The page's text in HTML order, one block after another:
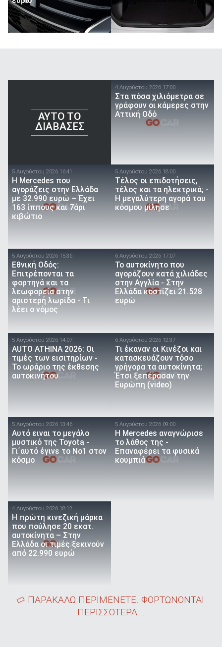
AYTO TO
ΔΙΑΒΑΣΕΣ
4 Αυγούστου 2026 17:00
Στα πόσα χιλιόμετρα σε
γράφουν οι κάμερες στην
Αττική Οδό
5 Αυγούστου 2026 16:41
Η Mercedes που
αγοράζεις στην Ελλάδα
με 32.990 ευρώ – Έχει
163 ίππους και 7άρι
κιβώτιο
5 Αυγούστου 2026 18:00
Τέλος οι επιδοτήσεις,
τέλος και τα ηλεκτρικά; -
Η μεγαλύτερη αγορά του
κόσμου μίλησε
5 Αυγούστου 2026 15:36
Εθνική Οδός:
Επιτρέπονται τα
φορτηγά και τα
λεωφορεία στην
αριστερή λωρίδα - Τι
λέει ο νόμος
6 Αυγούστου 2026 17:07
To αυτοκίνητο που
αγοράζουν κατά χιλιάδες
στην Αγγλία - Στην
Ελλάδα κοστίζει 21.528
ευρώ
5 Αυγούστου 2026 14:07
AUTO ATHINA 2026: Οι
τιμές των εισιτηρίων -
Το ωράριο της έκθεσης
αυτοκινήτου
6 Αυγούστου 2026 12:37
Τι έκαναν οι Κινέζοι και
κατασκευάζουν τόσο
γρήγορα τα αυτοκίνητα;
Έτσι ξεπέρασαν την
Ευρώπη (video)
5 Αυγούστου 2026 13:46
Αυτό ειναι τo μεγάλο
μυστικό της Toyota -
Γι΄αυτό έγινε το Νο1 στον
κόσμο
5 Αυγούστου 2026 09:00
Η Mercedes αναγνώρισε
το λάθος της -
Επαναφέρει τα φυσικά
κουμπιά
4 Αυγούστου 2026 18:12
Η πρώτη κινεζική μάρκα
που πούλησε 20 εκατ.
αυτοκίνητα – Στην
Ελλάδα οι τιμές ξεκινούν
από 22.990 ευρώ
ΠΑΡΑΚΑΛΩ ΠΕΡΙΜΕΝΕΤΕ. ΦΟΡΤΩΝΟΝΤΑΙ
ΠΕΡΙΣΣΟΤΕΡΑ...